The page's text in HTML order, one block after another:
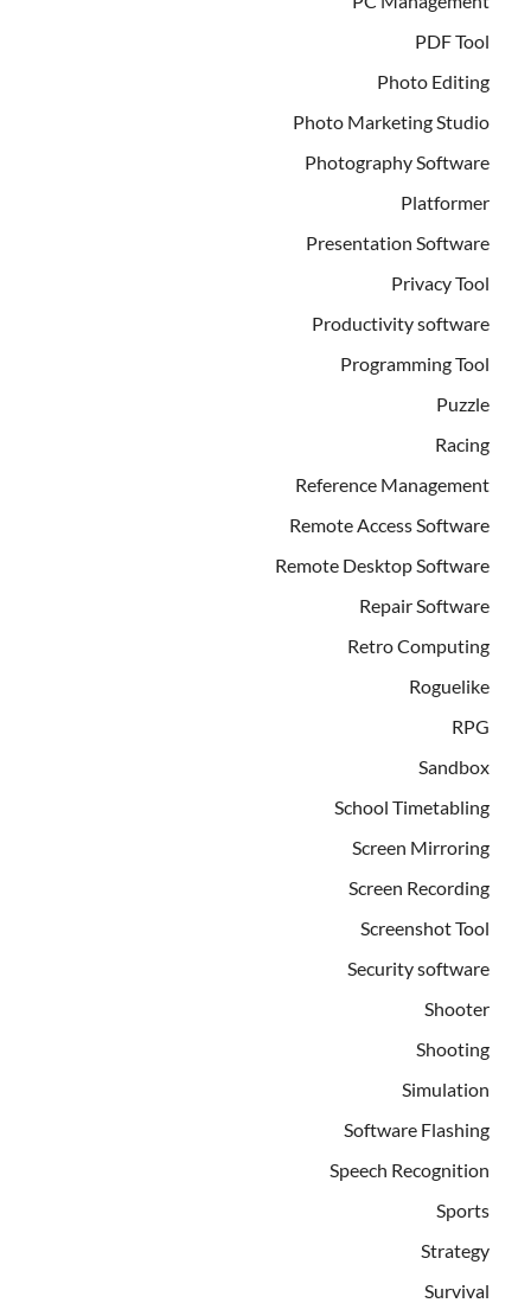
PDF Tool
Photo Editing
Photo Marketing Studio
Photography Software
Platformer
Presentation Software
Privacy Tool
Productivity software
Programming Tool
Puzzle
Racing
Reference Management
Remote Access Software
Remote Desktop Software
Repair Software
Retro Computing
Roguelike
RPG
Sandbox
School Timetabling
Screen Mirroring
Screen Recording
Screenshot Tool
Security software
Shooter
Shooting
Simulation
Software Flashing
Speech Recognition
Sports
Strategy
Survival